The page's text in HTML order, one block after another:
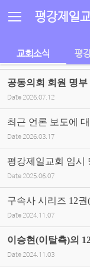
평강제일
교회소식 평
공동의회 회원 명부
Date 2026.07.12
최근 언론 보도에
Date 2026.03.17
평강제일교회 임시
Date 2025.06.07
구속사 시리즈 12권
Date 2024.11.07
이승현(이탈측)의
Date 2024.11.03